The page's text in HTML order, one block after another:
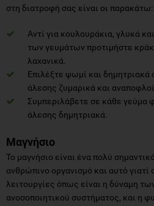
στη διατροφή σας είναι οι παρακάτω:
Αντί για κουλουράκια, γλυκά
των γευμάτων προτιμήστε
λαχανικά.
Επιλέξτε ψωμί και δημητριακά
άλεσης ζυμαρικά και
Συμπεριλάβετε σε κάθε γεύμα
άλεσης δημητριακά.
Μαγνήσιο
Το μαγνήσιο είναι ένα πολύ
ανθρώπινο οργανισμό και αυτό γιατί
λειτουργίες όπως είναι η δύναμη
ανοσοποιητικού συστήματος, και η